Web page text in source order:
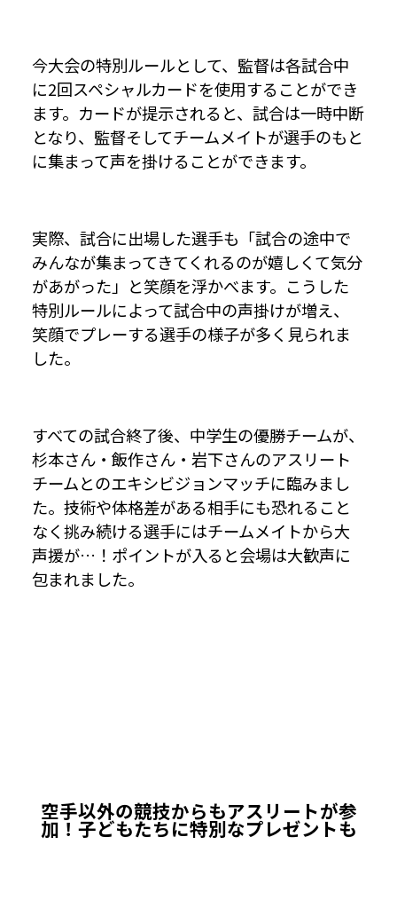
今大会の特別ルールとして、監督は各試合中
に2回スペシャルカードを使用することができ
ます。カードが提示されると、試合は一時中断
となり、監督そしてチームメイトが選手のもと
に集まって声を掛けることができます。
実際、試合に出場した選手も「試合の途中で
みんなが集まってきてくれるのが嬉しくて気分
があがった」と笑顔を浮かべます。こうした
特別ルールによって試合中の声掛けが増え、
笑顔でプレーする選手の様子が多く見られま
した。
すべての試合終了後、中学生の優勝チームが、
杉本さん・飯作さん・岩下さんのアスリート
チームとのエキシビジョンマッチに臨みまし
た。技術や体格差がある相手にも恐れること
なく挑み続ける選手にはチームメイトから大
声援が…！ポイントが入ると会場は大歓声に
包まれました。
空手以外の競技からもアスリートが参
加！子どもたちに特別なプレゼントも